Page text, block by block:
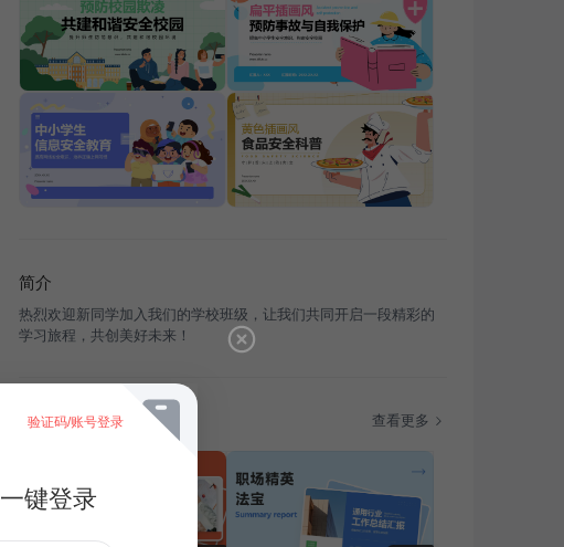
简介
热烈欢迎新同学加入我们的学校班级，让我们共同开启一段精彩的
学习旅程，共创美好未来！
热门专题 查看更多
验证码/账号登录
一键登录